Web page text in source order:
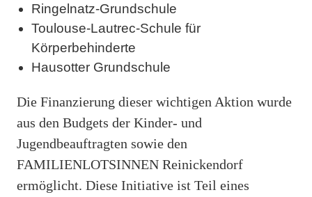
Ringelnatz-Grundschule
Toulouse-Lautrec-Schule für
Körperbehinderte
Hausotter Grundschule
Die Finanzierung dieser wichtigen Aktion wurde
aus den Budgets der Kinder- und
Jugendbeauftragten sowie den
FAMILIENLOTSINNEN Reinickendorf
ermöglicht. Diese Initiative ist Teil eines